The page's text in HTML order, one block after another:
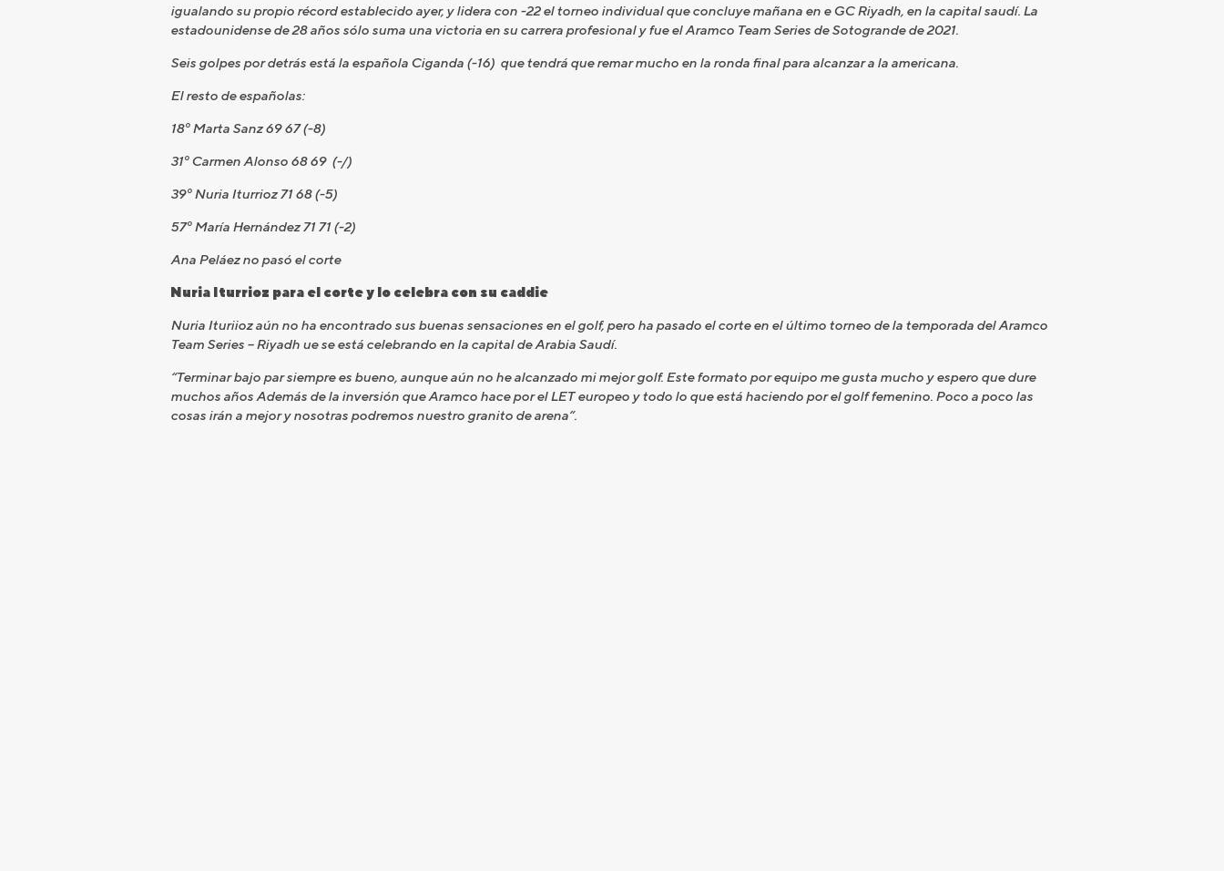
igualando su propio récord establecido ayer, y lidera con -22 el torneo individual que concluye mañana en e GC Riyadh, en la capital saudí. La
estadounidense de 28 años sólo suma una victoria en su carrera profesional y fue el Aramco Team Series de Sotogrande de 2021.
Seis golpes por detrás está la española Ciganda (-16) que tendrá que remar mucho en la ronda final para alcanzar a la americana.
El resto de españolas:
18º Marta Sanz 69 67 (-8)
31º Carmen Alonso 68 69 (-/)
39º Nuria Iturrioz 71 68 (-5)
57º María Hernández 71 71 (-2)
Ana Peláez no pasó el corte
Nuria Iturrioz para el corte y lo celebra con su caddie
Nuria Ituriioz aún no ha encontrado sus buenas sensaciones en el golf, pero ha pasado el corte en el último torneo de la temporada del Aramco
Team Series – Riyadh ue se está celebrando en la capital de Arabia Saudí.
“Terminar bajo par siempre es bueno, aunque aún no he alcanzado mi mejor golf. Este formato por equipo me gusta mucho y espero que dure
muchos años Además de la inversión que Aramco hace por el LET europeo y todo lo que está haciendo por el golf femenino. Poco a poco las
cosas irán a mejor y nosotras podremos nuestro granito de arena”.